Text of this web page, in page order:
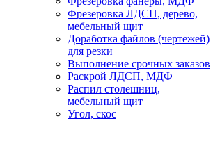
Фрезеровка ЛДСП, дерево,
мебельный щит
Доработка файлов (чертежей)
для резки
Выполнение срочных заказов
Раскрой ЛДСП, МДФ
Распил столешниц,
мебельный щит
Угол, скос